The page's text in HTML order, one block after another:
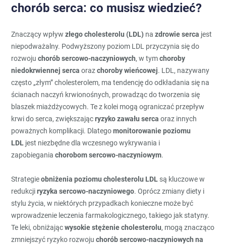
chorób serca: co musisz wiedzieć?
Znaczący wpływzłego cholesterolu (LDL) nazdrowie serca jest
niepodważalny. Podwyższony poziom LDL przyczynia się do
rozwojuchorób sercowo-naczyniowych, w tymchoroby
niedokrwiennej serca orazchoroby wieńcowej. LDL, nazywany
często „złym” cholesterolem, ma tendencję do odkładania się na
ścianach naczyń krwionośnych, prowadząc do tworzenia się
blaszek miażdżycowych. Te z kolei mogą ograniczać przepływ
krwi do serca, zwiększającryzyko zawału serca oraz innych
poważnych komplikacji. Dlategomonitorowanie poziomu
LDL jest niezbędne dla wczesnego wykrywania i
zapobieganiachorobom sercowo-naczyniowym.
Strategieobniżenia poziomu cholesterolu LDL są kluczowe w
redukcjiryzyka sercowo-naczyniowego. Oprócz zmiany diety i
stylu życia, w niektórych przypadkach konieczne może być
wprowadzenie leczenia farmakologicznego, takiego jak statyny.
Te leki, obniżającwysokie stężenie cholesterolu, mogą znacząco
zmniejszyć ryzyko rozwojuchorób sercowo-naczyniowych na